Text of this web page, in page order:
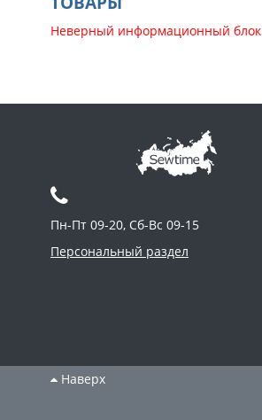
Неверный информационный блок
Пн-Пт 09-20, Сб-Вс 09-15
Персональный раздел
Наверх